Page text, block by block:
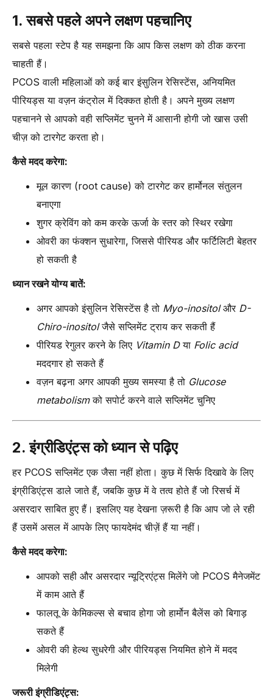
1. सबसे पहले अपने लक्षण पहचानिए
सबसे पहला स्टेप है यह समझना कि आप किस लक्षण को ठीक करना
चाहती हैं।
PCOS वाली महिलाओं को कई बार इंसुलिन रेसिस्टेंस, अनियमित
पीरियड्स या वज़न कंट्रोल में दिक्कत होती है। अपने मुख्य लक्षण
पहचानने से आपको वही सप्लिमेंट चुनने में आसानी होगी जो खास उसी
चीज़ को टारगेट करता हो।
कैसे मदद करेगा:
मूल कारण (root cause) को टारगेट कर हार्मोनल संतुलन
बनाएगा
शुगर क्रेविंग को कम करके ऊर्जा के स्तर को स्थिर रखेगा
ओवरी का फंक्शन सुधारेगा, जिससे पीरियड और फर्टिलिटी बेहतर
हो सकती है
ध्यान रखने योग्य बातें:
अगर आपको इंसुलिन रेसिस्टेंस है तो Myo-inositolऔर D-
Chiro-inositolजैसे सप्लिमेंट ट्राय कर सकती हैं
पीरियड रेगुलर करने के लिए Vitamin Dया Folic acid
मददगार हो सकते हैं
वज़न बढ़ना अगर आपकी मुख्य समस्या है तो Glucose
metabolismको सपोर्ट करने वाले सप्लिमेंट चुनिए
2. इंग्रीडिएंट्स को ध्यान से पढ़िए
हर PCOS सप्लिमेंट एक जैसा नहीं होता। कुछ में सिर्फ दिखावे के लिए
इंग्रीडिएंट्स डाले जाते हैं, जबकि कुछ में वे तत्व होते हैं जो रिसर्च में
असरदार साबित हुए हैं। इसलिए यह देखना ज़रूरी है कि आप जो ले रही
हैं उसमें असल में आपके लिए फायदेमंद चीज़ें हैं या नहीं।
कैसे मदद करेगा:
आपको सही और असरदार न्यूट्रिएंट्स मिलेंगे जो PCOS मैनेजमेंट
में काम आते हैं
फालतू के केमिकल्स से बचाव होगा जो हार्मोन बैलेंस को बिगाड़
सकते हैं
ओवरी की हेल्थ सुधरेगी और पीरियड्स नियमित होने में मदद
मिलेगी
जरूरी इंग्रीडिएंट्स: